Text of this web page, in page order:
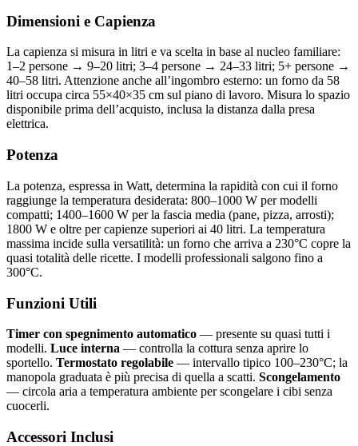
Dimensioni e Capienza
La capienza si misura in litri e va scelta in base al nucleo familiare:
1–2 persone → 9–20 litri; 3–4 persone → 24–33 litri; 5+ persone →
40–58 litri. Attenzione anche all’ingombro esterno: un forno da 58
litri occupa circa 55×40×35 cm sul piano di lavoro. Misura lo spazio
disponibile prima dell’acquisto, inclusa la distanza dalla presa
elettrica.
Potenza
La potenza, espressa in Watt, determina la rapidità con cui il forno
raggiunge la temperatura desiderata: 800–1000 W per modelli
compatti; 1400–1600 W per la fascia media (pane, pizza, arrosti);
1800 W e oltre per capienze superiori ai 40 litri. La temperatura
massima incide sulla versatilità: un forno che arriva a 230°C copre la
quasi totalità delle ricette. I modelli professionali salgono fino a
300°C.
Funzioni Utili
Timer con spegnimento automatico — presente su quasi tutti i
modelli. Luce interna — controlla la cottura senza aprire lo
sportello. Termostato regolabile — intervallo tipico 100–230°C; la
manopola graduata è più precisa di quella a scatti. Scongelamento
— circola aria a temperatura ambiente per scongelare i cibi senza
cuocerli.
Accessori Inclusi